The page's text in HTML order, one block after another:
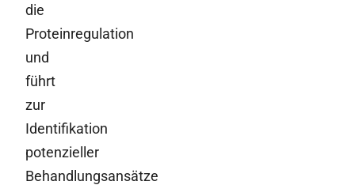
die
Proteinregulation
und
führt
zur
Identifikation
potenzieller
Behandlungsansätze